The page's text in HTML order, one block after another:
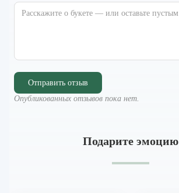
Отправить отзыв
Опубликованных отзывов пока нет.
Подарите эмоцию